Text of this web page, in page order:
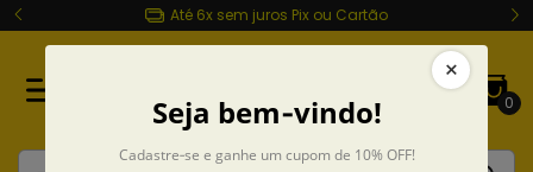
Até 6x sem juros Pix ou Cartão
0